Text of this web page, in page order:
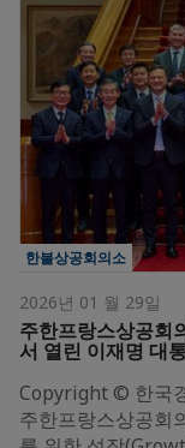
한불상공회의소
2026년 01 월 29일
주한프랑스상공회
서 열린 이재명 대
Copyright © 한국
주한프랑스상공회